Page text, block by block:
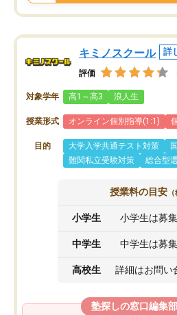
キミノスクール 詳
評価
対象学年 高1～高3 浪人生
授業形式 オンライン個別指導(1:1)
目的 大学入学共通テスト対策
難関私立受験対策
総合型
授業料の目安
小学生 小学生は募
中学生 中学生は募
高校生 詳細はお問い
塾探しの窓口編集